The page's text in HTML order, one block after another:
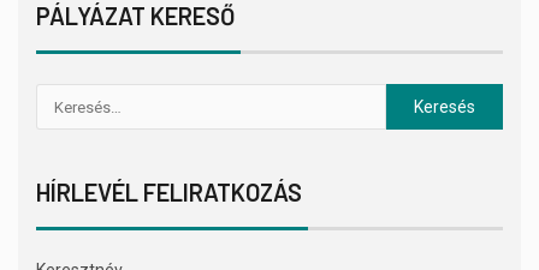
PÁLYÁZAT KERESŐ
HÍRLEVÉL FELIRATKOZÁS